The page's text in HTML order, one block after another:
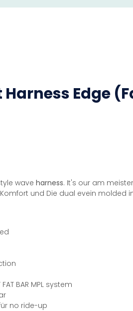
Harness Edge
wave harness. It's our am
und Die dual evein molded
BAR MPL system
no ride-up